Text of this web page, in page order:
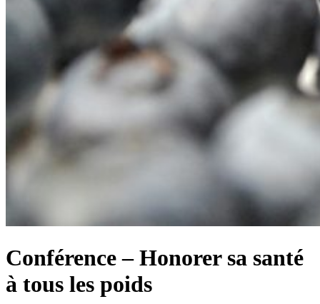
Conférence – Honorer sa santé
à tous les poids